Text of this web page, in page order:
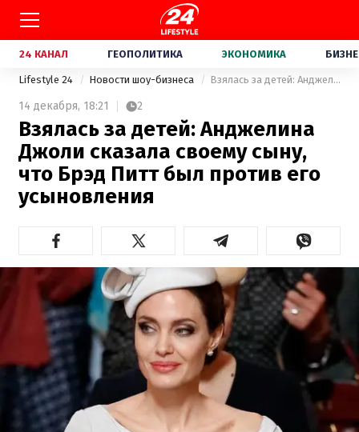
24 КАНАЛ ГЕОПОЛИТИКА ЭКОНОМИКА
Lifestyle 24 Новости шоу-бизнеса Взялась за детей: Анджелина Джоли сказала своему сыну, что Брэд Питт был против его усыновления
14 декабря, 18:21 2
Взялась за детей: Анджелина
Джоли сказала своему сыну,
что Брэд Питт был против его
усыновления